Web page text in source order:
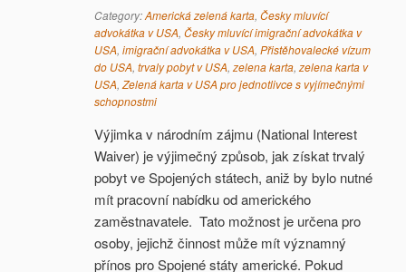
Category:Americká zelená karta, Česky mluvící
advokátka v USA, Česky mluvící imigrační advokátka v
USA, imigrační advokátka v USA, Přistěhovalecké vízum
do USA, trvaly pobyt v USA, zelena karta, zelena karta v
USA, Zelená karta v USA pro jednotlivce s vyjímečnými
schopnostmi
Výjimka v národním zájmu (National Interest
Waiver) je výjimečný způsob, jak získat trvalý
pobyt ve Spojených státech, aniž by bylo nutné
mít pracovní nabídku od amerického
zaměstnavatele. Tato možnost je určena pro
osoby, jejichž činnost může mít významný
přínos pro Spojené státy americké. Pokud